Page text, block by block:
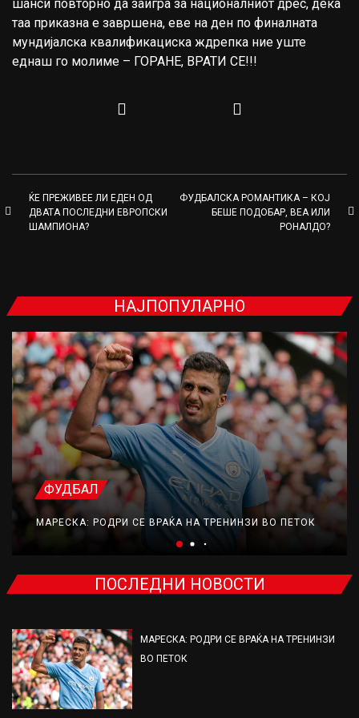
шанси повторно да заигра за националниот дрес, дека
таа приказна е завршена, еве на ден по финалната
мундијалска квалификациска ждрепка ние уште
еднаш го молиме – ГОРАНЕ, ВРАТИ СЕ!!!
ЌЕ ПРЕЖИВЕЕ ЛИ ЕДЕН ОД
ДВАТА ПОСЛЕДНИ ЕВРОПСКИ
ШАМПИОНА?
ФУДБАЛСКА РОМАНТИКА – КОЈ
БЕШЕ ПОДОБАР, ВЕА ИЛИ
РОНАЛДО?
НАЈПОПУЛАРНО
ФУДБАЛ
МАРЕСКА: РОДРИ СЕ ВРАЌА НА ТРЕНИНЗИ ВО ПЕТОК
ПОСЛЕДНИ НОВОСТИ
МАРЕСКА: РОДРИ СЕ ВРАЌА НА ТРЕНИНЗИ
ВО ПЕТОК